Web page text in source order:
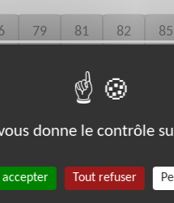
79 81 82 85
Indre-et-Loire
& Pauvreté
donne le contrôle
accepter Tout refuser